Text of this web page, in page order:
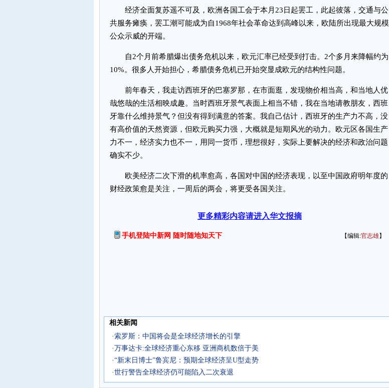
经济全面复苏遥不可及，欧洲各国工会于本月23日起罢工，此起彼落，交通与公
共服务瘫痪，罢工潮可能成为自1968年社会革命达到高峰以来，欧陆所出现最大规模
公众示威的开端。
自2个月前希腊爆出债务危机以来，欧元汇率已经受到打击。2个多月来降幅约为
10%。很多人开始担心，希腊债务危机已开始突显成欧元的结构性问题。
前年春天，我走访西班牙的巴塞罗那，在市面逛，发现物价相当高，和当地人优
哉悠哉的生活相映成趣。当时西班牙景气表面上相当不错，我在当地请教朋友，西班
牙靠什么维持景气？但没有得到满意的答案。我自己估计，西班牙的生产力不高，没
有高价值的天然资源，但欧元购买力强，大概就是短期风光的动力。欧元区各国生产
力不一，经济实力也不一，用同一货币，理想很好，实际上要解决的经济和政治问题
确实不少。
欧美经济二次下滑的机率愈高，各国对中国的经济表现，以至中国政府明年度的
财经政策愈是关注，一周后的两会，将更受各国关注。
更多精彩内容请进入华文报摘
手机登陆中新网 随时随地知天下 【编辑:官志雄】
相关新闻
·索罗斯：中国将会是全球经济增长的引擎
·万事达卡:全球经济重心东移 亚洲商机数倍于美
·“新末日博士”鲁宾尼：预期全球经济呈U型走势
·世行警告全球经济仍可能陷入二次衰退